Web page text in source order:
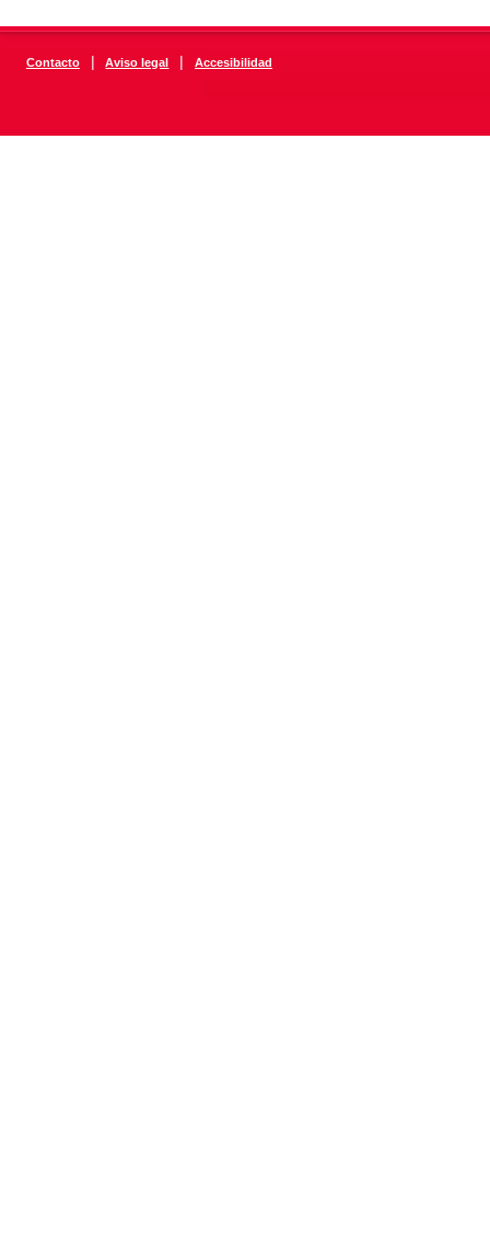
Contacto | Aviso legal | Accesibilidad